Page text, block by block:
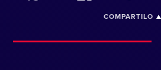
COMPARTILO